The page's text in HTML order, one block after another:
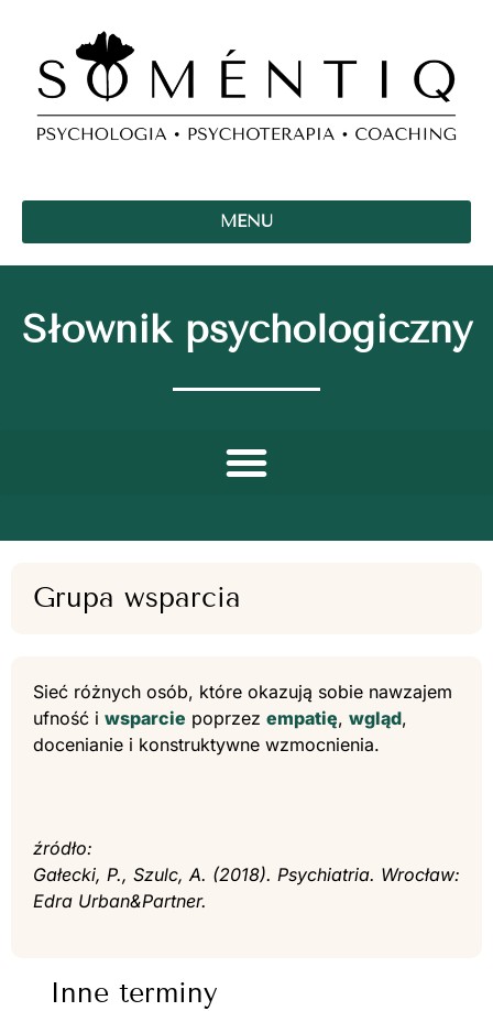
MENU
Słownik psychologiczny
Grupa wsparcia
Sieć różnych osób, które okazują sobie nawzajem
ufność i wsparcie poprzez empatię, wgląd,
docenianie i konstruktywne wzmocnienia.
źródło:
Gałecki, P., Szulc, A. (2018). Psychiatria. Wrocław:
Edra Urban&Partner.
Inne terminy